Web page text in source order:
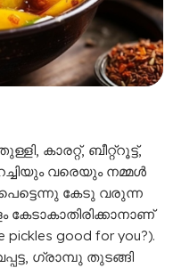
കാരറ്റ്, ബീറ്റ്റൂട്ട്,
വരെയും നമ്മൾ
കേടു വരുന്ന
good for you?).
ഗ്രാമ്പു തുടങ്ങി